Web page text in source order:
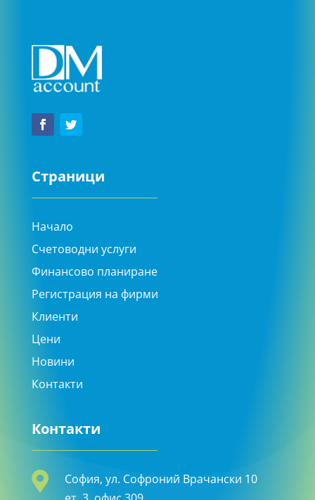
Страници
Начало
Счетоводни услуги
Финансово планиране
Регистрация на фирми
Клиенти
Цени
Новини
Контакти
Контакти

София, ул. Софроний Врачански 10